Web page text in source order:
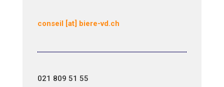
conseil [at] biere-vd.ch
021 809 51 55